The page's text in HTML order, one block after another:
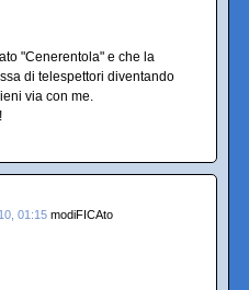
"Cenerentola" e che la
di telespettori diventando
via con me.
01:15 modiFICAto